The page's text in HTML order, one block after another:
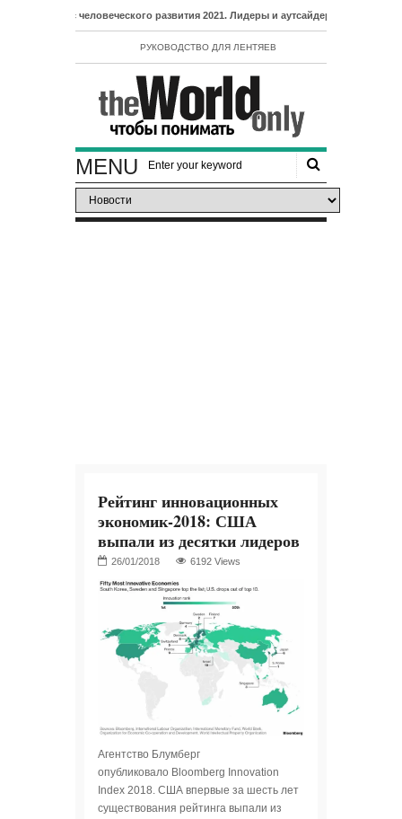
человеческого развития 2021. Лидеры и аутсайдеры рейтинга ИЧР
РУКОВОДСТВО ДЛЯ ЛЕНТЯЕВ
MENU
Рейтинг инновационных
экономик-2018: США
выпали из десятки лидеров
6192 Views
Агентство Блумберг
опубликовало Bloomberg Innovation
Index 2018. США впервые за шесть лет
существования рейтинга выпали из